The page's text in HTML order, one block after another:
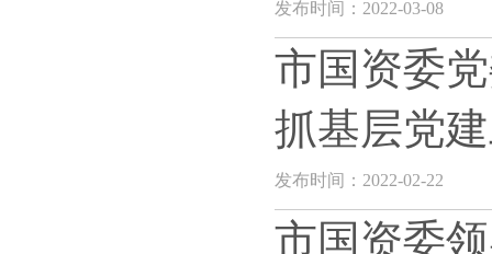
发布时间：2022-03-08
市国资委
抓基层党
发布时间：2022-02-22
市国资委